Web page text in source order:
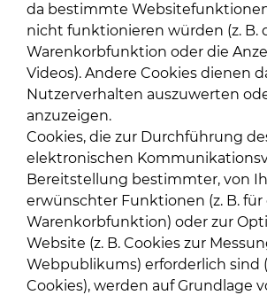
da bestimmte
nicht funktionieren würden (z. B.
Warenkorbfunktion oder die
Videos). Andere Cookies dienen
Nutzerverhalten auszuwerten
anzuzeigen.
Cookies, die zur Durchführung
elektronischen
Bereitstellung bestimmter, von
erwünschter Funktionen (z. B. für
Warenkorbfunktion) oder zur
Website (z. B. Cookies zur
Webpublikums) erforderlich sind
Cookies), werden auf Grundlage